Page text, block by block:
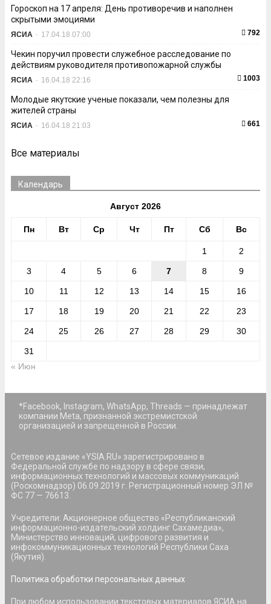
Гороскоп на 17 апреля: День противоречив и наполнен
скрытыми эмоциями
ЯСИА - 17.04.18 07:00 792
Чекин поручил провести служебное расследование по
действиям руководителя противопожарной службы
ЯСИА - 16.04.18 22:16 1003
Молодые якутские ученые показали, чем полезны для
жителей страны
ЯСИА - 16.04.18 21:03 661
Все материалы
Календарь
Август 2026
Пн Вт Ср Чт Пт Сб Вс
1 2
3 4 5 6 7 8 9
10 11 12 13 14 15 16
17 18 19 20 21 22 23
24 25 26 27 28 29 30
31
« Июн
*Facebook, Instagram, WhatsApp, Threads — принадлежат
компании Meta, признанной экстремистской
организацией и запрещенной в России.
Сетевое издание «YSIA.RU» зарегистрировано в
Федеральной службе по надзору в сфере связи,
информационных технологий и массовых коммуникаций
(Роскомнадзор) 06.09.2019 г. Регистрационный номер ЭЛ №
ФС 77 — 76613.
Учредители: Акционерное общество «Республиканский
информационно-издательский холдинг Сахамедиа»,
Министерство инноваций, цифрового развития и
инфокоммуникационных технологий Республики Саха
(Якутия).
Политика обработки персональных данных
При любом использовании текстовых материалов ЯСИА на